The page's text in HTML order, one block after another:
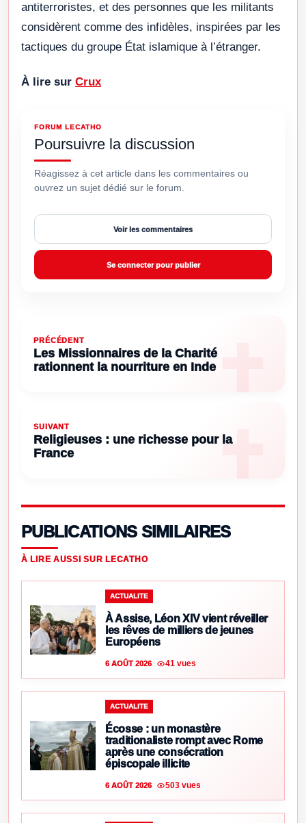
antiterroristes, et des personnes que les militants
considèrent comme des infidèles, inspirées par les
tactiques du groupe État islamique à l’étranger.
À lire sur Crux
FORUM LECATHO
Poursuivre la discussion
Réagissez à cet article dans les commentaires ou
ouvrez un sujet dédié sur le forum.
Voir les commentaires
Se connecter pour publier
PRÉCÉDENT
Les Missionnaires de la Charité
rationnent la nourriture en Inde
SUIVANT
Religieuses : une richesse pour la
France
PUBLICATIONS SIMILAIRES
À LIRE AUSSI SUR LECATHO
ACTUALITE
À Assise, Léon XIV vient réveiller
les rêves de milliers de jeunes
Européens
6 AOÛT 2026 41 vues
ACTUALITE
Écosse : un monastère
traditionaliste rompt avec Rome
après une consécration
épiscopale illicite
6 AOÛT 2026 503 vues